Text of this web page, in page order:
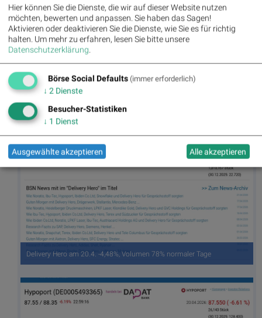
Snowflake am 20.4. 4,49%, Volumen 107% normaler Tage
Delivery Hero am 20.4. -4,48%, Volumen 78% normaler Tage
Hier können Sie die Dienste, die wir auf dieser Website nutzen
möchten, bewerten und anpassen. Sie haben das Sagen!
Aktivieren oder deaktivieren Sie die Dienste, wie Sie es für richtig
halten. Um mehr zu erfahren, lesen Sie bitte unsere
Datenschutzerklärung.
Börse Social Defaults (immer erforderlich)
↓ 2 Dienste
Besucher-Statistiken
↓ 1 Dienst
Ausgewählte akzeptieren Alle akzeptieren